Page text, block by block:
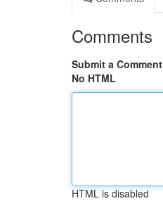
Comments
Submit a Comment
No HTML
HTML is disabled